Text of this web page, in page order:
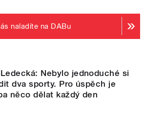
naladíte na DABu
Nebylo jednoduché si
dva sporty. Pro úspěch je
něco dělat každý den